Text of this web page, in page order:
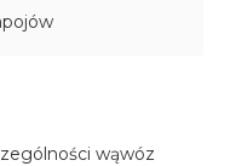
wąwóz